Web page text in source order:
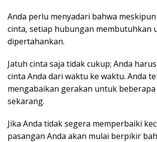
Anda perlu menyadari bahwa
cinta, setiap hubungan membutuhkan
dipertahankan.
Jatuh cinta saja tidak cukup; Anda
cinta Anda dari waktu ke waktu. Anda
mengabaikan gerakan untuk
sekarang.
Jika Anda tidak segera memperbaiki
pasangan Anda akan mulai berpikir